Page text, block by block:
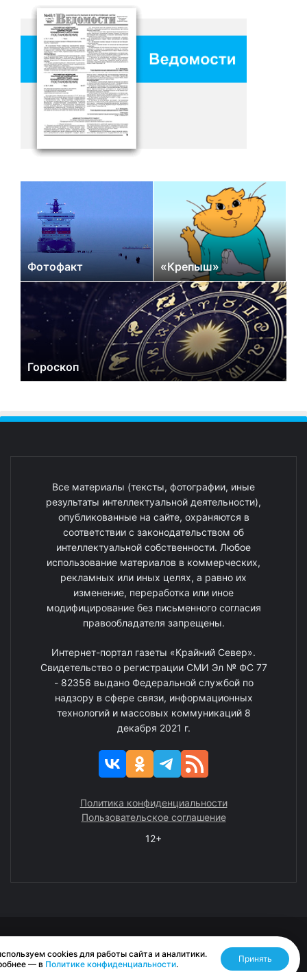
Фотофакт «Крепыш»
Гороскоп
Все материалы (тексты, фотографии, иные
результаты интеллектуальной деятельности),
опубликованные на сайте, охраняются в
соответствии с законодательством об
интеллектуальной собственности. Любое
использование материалов в коммерческих,
рекламных или иных целях, а равно их
изменение, переработка или иное
модифицирование без письменного согласия
правообладателя запрещены.
Интернет-портал газеты «Крайний Север».
Свидетельство о регистрации СМИ Эл № ФС 77
- 82356 выдано Федеральной службой по
надзору в сфере связи, информационных
технологий и массовых коммуникаций 8
декабря 2021 г.
Политика конфиденциальности
Пользовательское соглашение
12+
Разработано RASA
cookies для работы сайта и аналитики.
— в Политике конфиденциальности.
Принять